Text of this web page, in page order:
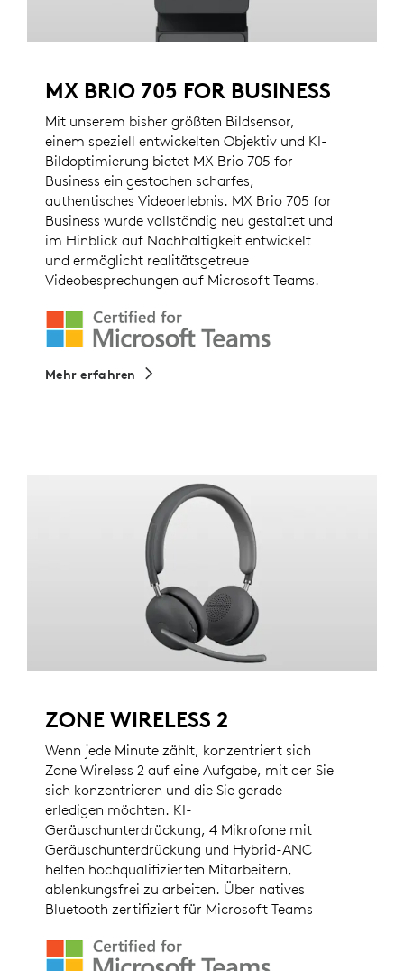
MX BRIO 705 FOR BUSINESS
Mit unserem bisher größten Bildsensor,
einem speziell entwickelten Objektiv und KI-
Bildoptimierung bietet MX Brio 705 for
Business ein gestochen scharfes,
authentisches Videoerlebnis. MX Brio 705 for
Business wurde vollständig neu gestaltet und
im Hinblick auf Nachhaltigkeit entwickelt
und ermöglicht realitätsgetreue
Videobesprechungen auf Microsoft Teams.
Mehr erfahren
ZONE WIRELESS 2
Wenn jede Minute zählt, konzentriert sich
Zone Wireless 2 auf eine Aufgabe, mit der Sie
sich konzentrieren und die Sie gerade
erledigen möchten. KI-
Geräuschunterdrückung, 4 Mikrofone mit
Geräuschunterdrückung und Hybrid-ANC
helfen hochqualifizierten Mitarbeitern,
ablenkungsfrei zu arbeiten. Über natives
Bluetooth zertifiziert für Microsoft Teams